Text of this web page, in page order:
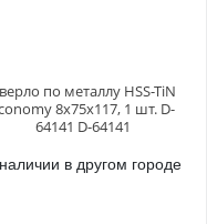
по металлу HSS-TiN
8х75x117, 1 шт. D-
64141 D-64141
в другом городе